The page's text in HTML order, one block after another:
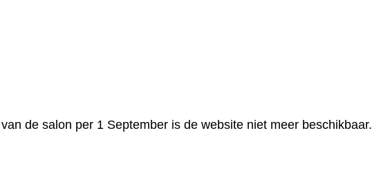
de salon per 1 September is de website niet meer beschikbaar.